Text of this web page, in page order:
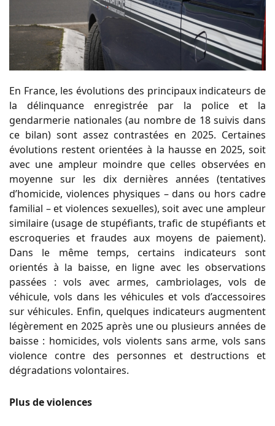
En France, les évolutions des principaux indicateurs de
la délinquance enregistrée par la police et la
gendarmerie nationales (au nombre de 18 suivis dans
ce bilan) sont assez contrastées en 2025. Certaines
évolutions restent orientées à la hausse en 2025, soit
avec une ampleur moindre que celles observées en
moyenne sur les dix dernières années (tentatives
d’homicide, violences physiques – dans ou hors cadre
familial – et violences sexuelles), soit avec une ampleur
similaire (usage de stupéfiants, trafic de stupéfiants et
escroqueries et fraudes aux moyens de paiement).
Dans le même temps, certains indicateurs sont
orientés à la baisse, en ligne avec les observations
passées : vols avec armes, cambriolages, vols de
véhicule, vols dans les véhicules et vols d’accessoires
sur véhicules. Enfin, quelques indicateurs augmentent
légèrement en 2025 après une ou plusieurs années de
baisse : homicides, vols violents sans arme, vols sans
violence contre des personnes et destructions et
dégradations volontaires.
Plus de violences